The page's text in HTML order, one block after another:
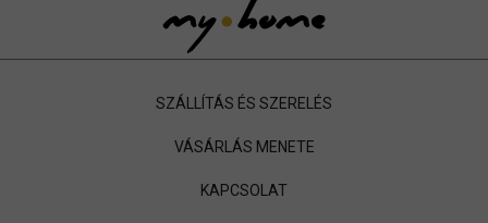
SZÁLLÍTÁS ÉS SZERELÉS
VÁSÁRLÁS MENETE
KAPCSOLAT